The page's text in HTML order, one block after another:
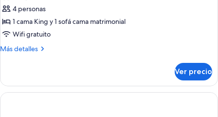
fotos
de
Suite,
1
size
sofá
4 personas
1 cama King y 1 sofá cama matrimonial
Wifi gratuito
Más detalles
Más
1
cama
King
Ver precio